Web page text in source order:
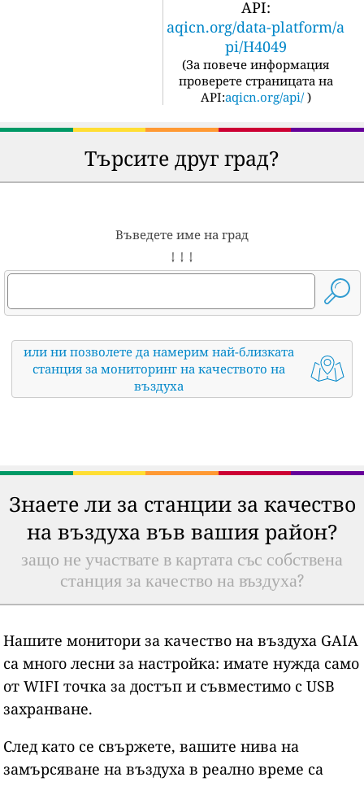
API:
aqicn.org/data-platform/a
pi/H4049
(За повече информация
проверете страницата на
API:aqicn.org/api/ )
Търсите друг град?
Въведете име на град
↓ ↓ ↓
или ни позволете да намерим най-близката
станция за мониторинг на качеството на
въздуха
Знаете ли за станции за качество
на въздуха във вашия район?
защо не участвате в картата със собствена
станция за качество на въздуха?
Нашите монитори за качество на въздуха GAIA
са много лесни за настройка: имате нужда само
от WIFI точка за достъп и съвместимо с USB
захранване.
След като се свържете, вашите нива на
замърсяване на въздуха в реално време са